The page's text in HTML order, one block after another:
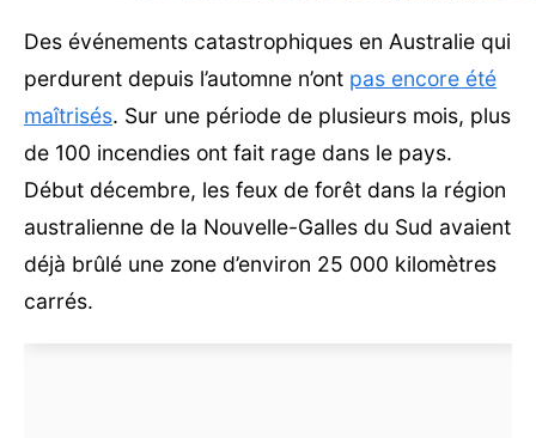
Des événements catastrophiques en Australie qui
perdurent depuis l’automne n’ont pas encore été
maîtrisés. Sur une période de plusieurs mois, plus
de 100 incendies ont fait rage dans le pays.
Début décembre, les feux de forêt dans la région
australienne de la Nouvelle-Galles du Sud avaient
déjà brûlé une zone d’environ 25 000 kilomètres
carrés.